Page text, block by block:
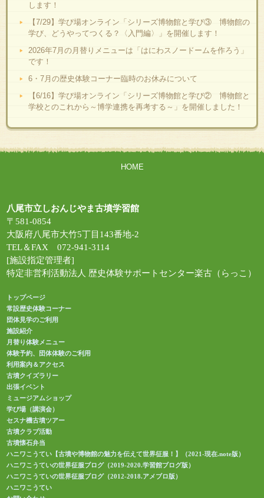
します！
【7/29】学び場オンライン「シリーズ博物館と学び③ 博物館の
学び、どうやってつくる？〈入門編〉」を開催します！
2026年7月の月替りメニューは「はにわスノードームを作ろう」
です！
6・7月の歴史体験コーナー臨時のお休みについて
【6/16】学び場オンライン「シリーズ博物館と学び② 博物館と
学校とのこれから～博学連携を再考する～」を開催しました！
HOME
八尾市立しおんじやま古墳学習館
〒581-0854
大阪府八尾市大竹5丁目143番地-2
TEL＆FAX 072-941-3114
[施設指定管理者]
特定非営利活動法人 歴史体験サポートセンター楽古（らっこ）
トップページ
常設歴史体験コーナー
団体見学のご利用
施設紹介
月替り体験メニュー
体験予約、団体体験のご利用
利用案内＆アクセス
古墳クイズラリー
出張イベント
ミュージアムショップ
学び場（講演会）
セスナ機古墳ツアー
古墳クラブ活動
古墳懐石弁当
ハニワこうてい【古墳や博物館の魅力を伝えて世界征服！】（2021-現在.note版）
ハニワこうていの世界征服ブログ（2019-2020.学習館ブログ版）
ハニワこうていの世界征服ブログ（2012-2018.アメブロ版）
ハニワこうてい